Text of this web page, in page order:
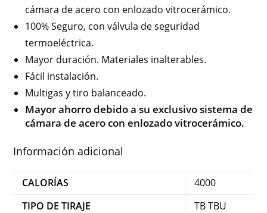
cámara de acero con enlozado vitrocerámico.
100% Seguro, con válvula de seguridad
termoeléctrica.
Mayor duración. Materiales inalterables.
Fácil instalación.
Multigas y tiro balanceado.
Mayor ahorro debido a su exclusivo sistema de
cámara de acero con enlozado vitrocerámico.
Información adicional
CALORÍAS
4000
TIPO DE TIRAJE
TB TBU